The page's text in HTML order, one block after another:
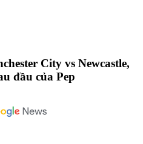
City vs Newcastle,
đầu của Pep